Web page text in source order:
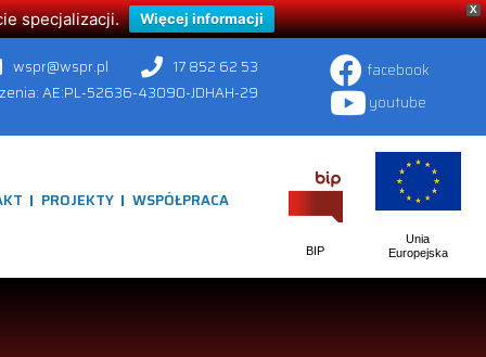
X
specjalizacji. Więcej informacji
wspr@wspr.pl
17 852 62 53
AE:PL-52636-43090-JDHAH-29
facebook
youtube
PROJEKTY WSPÓŁPRACA
BIP
Unia
Europejska